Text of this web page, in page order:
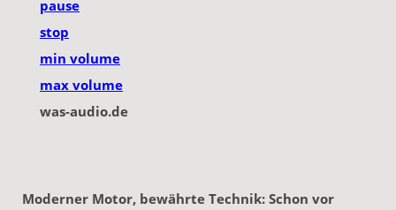
pause
stop
min volume
max volume
was-audio.de
Moderner Motor, bewährte Technik: Schon vor